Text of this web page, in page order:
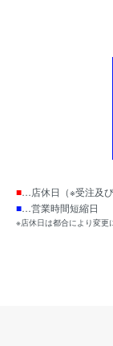
■…店休日（※受注及
■…営業時間短縮日
※店休日は都合により変更